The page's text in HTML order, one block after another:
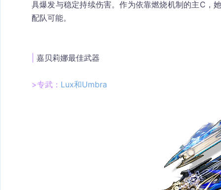
具爆发与稳定持续伤害。作为依靠燃烧机制的主C，
配队可能。
嘉贝莉娜最佳武器
>专武： Lux和Umbra